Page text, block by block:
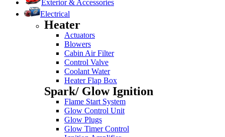
Exterior & Accessories
Electrical
Heater
Actuators
Blowers
Cabin Air Filter
Control Valve
Coolant Water
Heater Flap Box
Spark/ Glow Ignition
Flame Start System
Glow Control Unit
Glow Plugs
Glow Timer Control